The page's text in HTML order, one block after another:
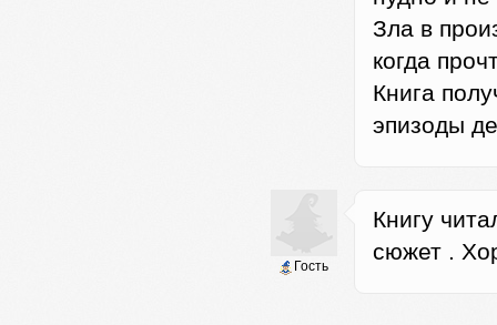
Зла в
когда
Книга
эпизоды
Гость
Книгу
сюжет .